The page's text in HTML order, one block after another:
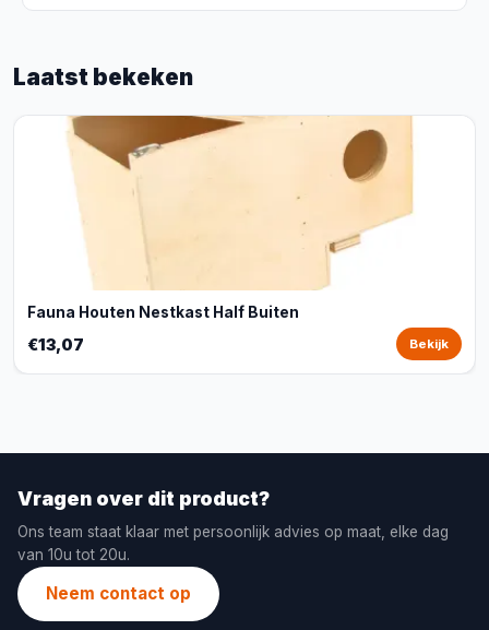
Laatst bekeken
Fauna Houten Nestkast Half Buiten
€13,07 Bekijk
Vragen over dit product?
Ons team staat klaar met persoonlijk advies op maat, elke dag
van 10u tot 20u.
Neem contact op